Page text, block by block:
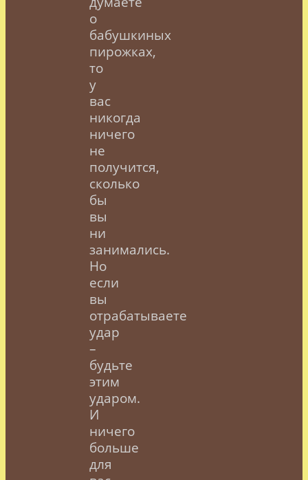
о
бабушкиных
пирожках,
то
у
вас
никогда
ничего
не
получится,
сколько
бы
вы
ни
занимались.
Но
если
вы
отрабатываете
удар
–
будьте
этим
ударом.
И
ничего
больше
для